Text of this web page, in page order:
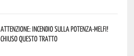
Attenzione: incendio sulla Potenza-Melfi!
Chiuso questo tratto